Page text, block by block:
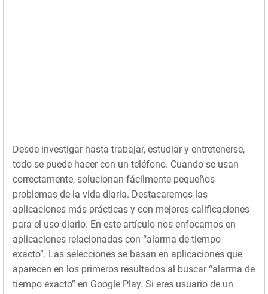
Desde investigar hasta trabajar, estudiar y entretenerse,
todo se puede hacer con un teléfono. Cuando se usan
correctamente, solucionan fácilmente pequeños
problemas de la vida diaria. Destacaremos las
aplicaciones más prácticas y con mejores calificaciones
para el uso diario. En este artículo nos enfocamos en
aplicaciones relacionadas con “alarma de tiempo
exacto”. Las selecciones se basan en aplicaciones que
aparecen en los primeros resultados al buscar “alarma de
tiempo exacto” en Google Play. Si eres usuario de un